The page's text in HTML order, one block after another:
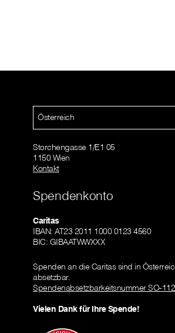
Österreich
Storchengasse 1/E1 05
1150 Wien
Kontakt
Spendenkonto
Caritas
IBAN: AT23 2011 1000 0123 4560
BIC: GIBAATWWXXX
Spenden an die Caritas sind in
absetzbar.
Spendenabsetzbarkeitsnummer SO-
Vielen Dank für Ihre Spende!